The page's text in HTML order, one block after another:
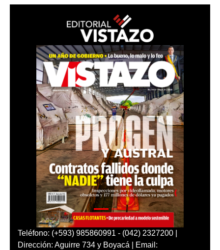
Teléfono: (+593) 985860991 - (042) 2327200 |
Dirección: Aguirre 734 y Boyacá | Email: